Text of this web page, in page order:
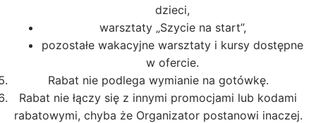
dzieci,
warsztaty „Szycie na start”,
pozostałe wakacyjne warsztaty i kursy dostępne
w ofercie.
Rabat nie podlega wymianie na gotówkę.
Rabat nie łączy się z innymi promocjami lub kodami
rabatowymi, chyba że Organizator postanowi inaczej.